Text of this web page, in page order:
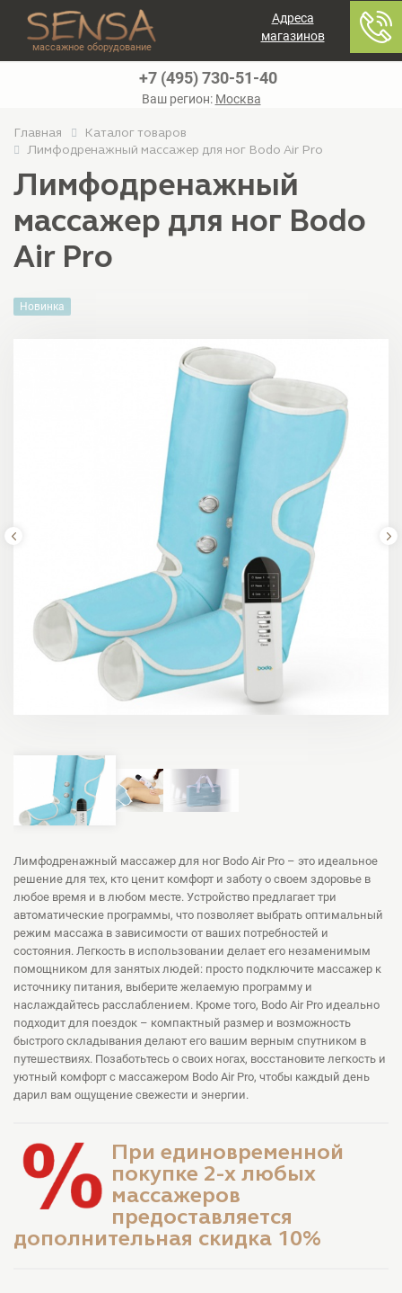
массажное оборудование
Адреса
магазинов
+7 (495) 730-51-40
Ваш регион: Москва
Главная
Каталог товаров
Лимфодренажный массажер для ног Bodo Air Pro
Лимфодренажный
массажер для ног Bodo
Air Pro
Новинка
Лимфодренажный массажер для ног Bodo Air Pro – это идеальное
решение для тех, кто ценит комфорт и заботу о своем здоровье в
любое время и в любом месте. Устройство предлагает три
автоматические программы, что позволяет выбрать оптимальный
режим массажа в зависимости от ваших потребностей и
состояния. Легкость в использовании делает его незаменимым
помощником для занятых людей: просто подключите массажер к
источнику питания, выберите желаемую программу и
наслаждайтесь расслаблением. Кроме того, Bodo Air Pro идеально
подходит для поездок – компактный размер и возможность
быстрого складывания делают его вашим верным спутником в
путешествиях. Позаботьтесь о своих ногах, восстановите легкость и
уютный комфорт с массажером Bodo Air Pro, чтобы каждый день
дарил вам ощущение свежести и энергии.
При единовременной
покупке 2-х любых
массажеров
предоставляется
дополнительная скидка 10%